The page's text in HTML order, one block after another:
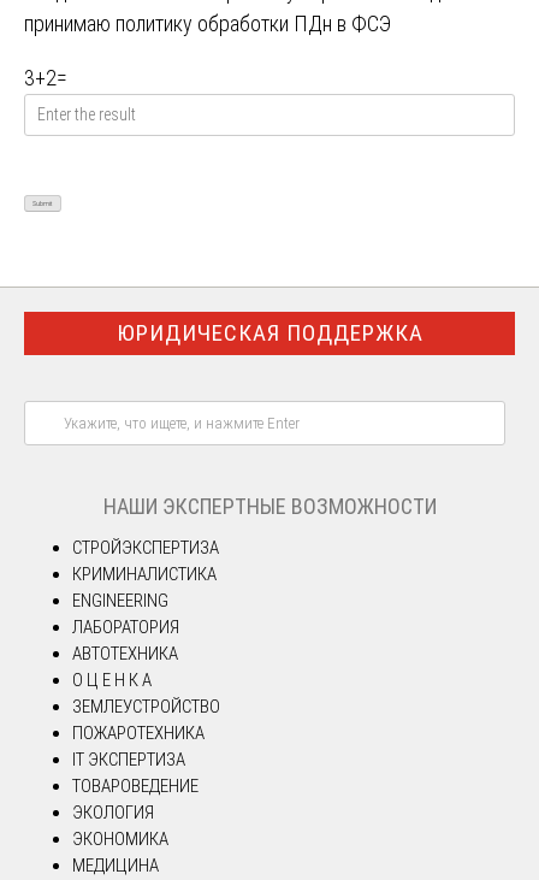
принимаю политику обработки ПДн в ФСЭ
3+2=
ЮРИДИЧЕСКАЯ ПОДДЕРЖКА
НАШИ ЭКСПЕРТНЫЕ ВОЗМОЖНОСТИ
СТРОЙЭКСПЕРТИЗА
КРИМИНАЛИСТИКА
ENGINEERING
ЛАБОРАТОРИЯ
АВТОТЕХНИКА
О Ц Е Н К А
ЗЕМЛЕУСТРОЙСТВО
ПОЖАРОТЕХНИКА
IT ЭКСПЕРТИЗА
ТОВАРОВЕДЕНИЕ
ЭКОЛОГИЯ
ЭКОНОМИКА
МЕДИЦИНА